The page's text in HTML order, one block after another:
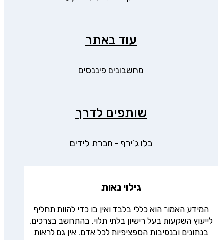
עוד באתר
מחשבונים פיננסים
שותפים לדרך
בלו ג’ירף - חברת לידים
גילוי נאות
המידע האמור הוא כללי בלבד ואין בו כדי להוות תחליף
לייעוץ השקעות בעל רישיון בלתי תלוי, בהתחשב בצרכים,
בנתונים ובנסיבות הספציפיות לכל אדם. אין גם לראות